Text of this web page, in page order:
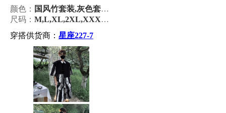
颜色： 国风竹套装,灰色套装,水墨套装
尺码： M,L,XL,2XL,XXXL,XXXXL,XXXXXL
穿搭供货商： 星座227-7